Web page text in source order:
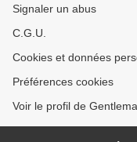
Signaler un abus
C.G.U.
Cookies et données
Préférences cookies
Voir le profil de